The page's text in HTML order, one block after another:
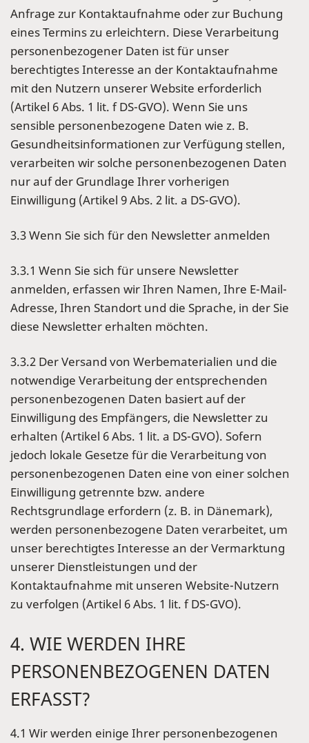
Anfrage zur Kontaktaufnahme oder zur Buchung
eines Termins zu erleichtern. Diese Verarbeitung
personenbezogener Daten ist für unser
berechtigtes Interesse an der Kontaktaufnahme
mit den Nutzern unserer Website erforderlich
(Artikel 6 Abs. 1 lit. f DS-GVO). Wenn Sie uns
sensible personenbezogene Daten wie z. B.
Gesundheitsinformationen zur Verfügung stellen,
verarbeiten wir solche personenbezogenen Daten
nur auf der Grundlage Ihrer vorherigen
Einwilligung (Artikel 9 Abs. 2 lit. a DS-GVO).
3.3 Wenn Sie sich für den Newsletter anmelden
3.3.1 Wenn Sie sich für unsere Newsletter
anmelden, erfassen wir Ihren Namen, Ihre E-Mail-
Adresse, Ihren Standort und die Sprache, in der Sie
diese Newsletter erhalten möchten.
3.3.2 Der Versand von Werbematerialien und die
notwendige Verarbeitung der entsprechenden
personenbezogenen Daten basiert auf der
Einwilligung des Empfängers, die Newsletter zu
erhalten (Artikel 6 Abs. 1 lit. a DS-GVO). Sofern
jedoch lokale Gesetze für die Verarbeitung von
personenbezogenen Daten eine von einer solchen
Einwilligung getrennte bzw. andere
Rechtsgrundlage erfordern (z. B. in Dänemark),
werden personenbezogene Daten verarbeitet, um
unser berechtigtes Interesse an der Vermarktung
unserer Dienstleistungen und der
Kontaktaufnahme mit unseren Website-Nutzern
zu verfolgen (Artikel 6 Abs. 1 lit. f DS-GVO).
4. WIE WERDEN IHRE
PERSONENBEZOGENEN DATEN
ERFASST?
4.1 Wir werden einige Ihrer personenbezogenen